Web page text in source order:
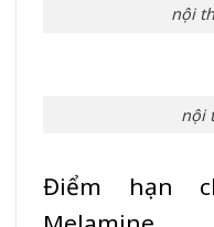
nội
nội
Điểm hạn